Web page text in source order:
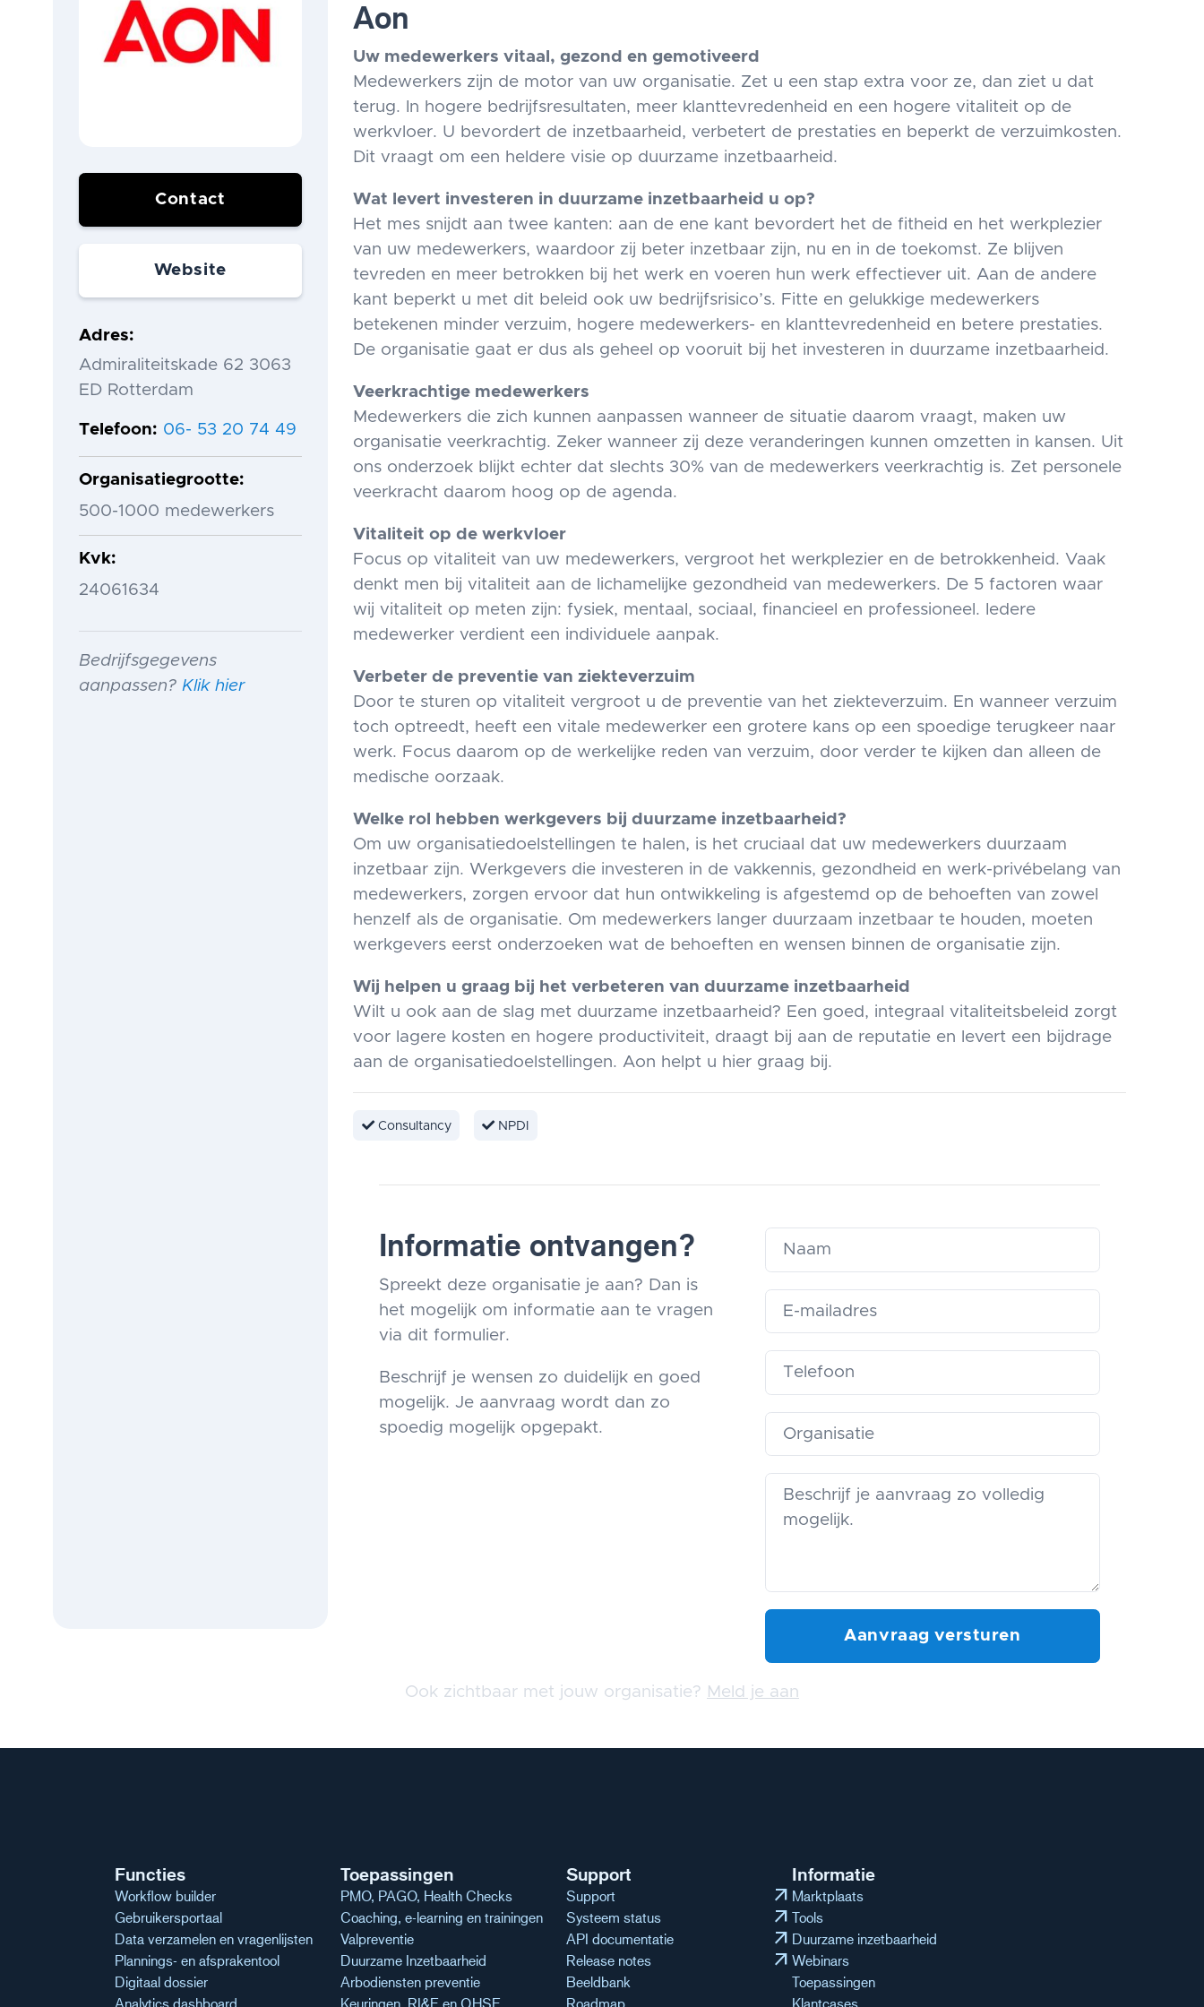
Contact
Website
Adres
Admiraliteitskade 62 3063
ED Rotterdam
Telefoon 06- 53 20 74 49
Organisatiegrootte
500-1000 medewerkers
Kvk
24061634
Bedrijfsgegevens
aanpassen? Klik hier
Aon
Uw medewerkers vitaal, gezond en gemotiveerd
Medewerkers zijn de motor van uw organisatie. Zet u een stap extra voor ze, dan ziet u dat
terug. In hogere bedrijfsresultaten, meer klanttevredenheid en een hogere vitaliteit op de
werkvloer. U bevordert de inzetbaarheid, verbetert de prestaties en beperkt de verzuimkosten.
Dit vraagt om een heldere visie op duurzame inzetbaarheid.
Wat levert investeren in duurzame inzetbaarheid u op?
Het mes snijdt aan twee kanten: aan de ene kant bevordert het de fitheid en het werkplezier
van uw medewerkers, waardoor zij beter inzetbaar zijn, nu en in de toekomst. Ze blijven
tevreden en meer betrokken bij het werk en voeren hun werk effectiever uit. Aan de andere
kant beperkt u met dit beleid ook uw bedrijfsrisico’s. Fitte en gelukkige medewerkers
betekenen minder verzuim, hogere medewerkers- en klanttevredenheid en betere prestaties.
De organisatie gaat er dus als geheel op vooruit bij het investeren in duurzame inzetbaarheid.
Veerkrachtige medewerkers
Medewerkers die zich kunnen aanpassen wanneer de situatie daarom vraagt, maken uw
organisatie veerkrachtig. Zeker wanneer zij deze veranderingen kunnen omzetten in kansen. Uit
ons onderzoek blijkt echter dat slechts 30% van de medewerkers veerkrachtig is. Zet personele
veerkracht daarom hoog op de agenda.
Vitaliteit op de werkvloer
Focus op vitaliteit van uw medewerkers, vergroot het werkplezier en de betrokkenheid. Vaak
denkt men bij vitaliteit aan de lichamelijke gezondheid van medewerkers. De 5 factoren waar
wij vitaliteit op meten zijn: fysiek, mentaal, sociaal, financieel en professioneel. Iedere
medewerker verdient een individuele aanpak.
Verbeter de preventie van ziekteverzuim
Door te sturen op vitaliteit vergroot u de preventie van het ziekteverzuim. En wanneer verzuim
toch optreedt, heeft een vitale medewerker een grotere kans op een spoedige terugkeer naar
werk. Focus daarom op de werkelijke reden van verzuim, door verder te kijken dan alleen de
medische oorzaak.
Welke rol hebben werkgevers bij duurzame inzetbaarheid?
Om uw organisatiedoelstellingen te halen, is het cruciaal dat uw medewerkers duurzaam
inzetbaar zijn. Werkgevers die investeren in de vakkennis, gezondheid en werk-privébelang van
medewerkers, zorgen ervoor dat hun ontwikkeling is afgestemd op de behoeften van zowel
henzelf als de organisatie. Om medewerkers langer duurzaam inzetbaar te houden, moeten
werkgevers eerst onderzoeken wat de behoeften en wensen binnen de organisatie zijn.
Wij helpen u graag bij het verbeteren van duurzame inzetbaarheid
Wilt u ook aan de slag met duurzame inzetbaarheid? Een goed, integraal vitaliteitsbeleid zorgt
voor lagere kosten en hogere productiviteit, draagt bij aan de reputatie en levert een bijdrage
aan de organisatiedoelstellingen. Aon helpt u hier graag bij.
Consultancy NPDI
Informatie ontvangen?
Spreekt deze organisatie je aan? Dan is
het mogelijk om informatie aan te vragen
via dit formulier.
Beschrijf je wensen zo duidelijk en goed
mogelijk. Je aanvraag wordt dan zo
spoedig mogelijk opgepakt.
Ook zichtbaar met jouw organisatie? Meld je aan
Functies
Workflow builder
Gebruikersportaal
Data verzamelen en vragenlijsten
Plannings- en afsprakentool
Digitaal dossier
Analytics dashboard
Toepassingen
PMO, PAGO, Health Checks
Coaching, e-learning en trainingen
Valpreventie
Duurzame Inzetbaarheid
Arbodiensten preventie
Keuringen, RI&E en QHSE
Support
Support arrow_outward
Systeem status arrow_outward
API documentatie arrow_outward
Release notes arrow_outward
Beeldbank
Roadmap
Informatie
Marktplaats
Tools
Duurzame inzetbaarheid
Webinars
Toepassingen
Klantcases